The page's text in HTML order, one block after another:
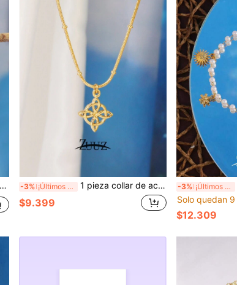
-3% ¡Últimos 2 días 1 pieza collar de acero inoxidable vintage con geométrico celta nudo para mujeres como joyería de decoración diaria y regalos
$9.399
-3% ¡Últimos 2 días
Solo quedan 9
$12.309